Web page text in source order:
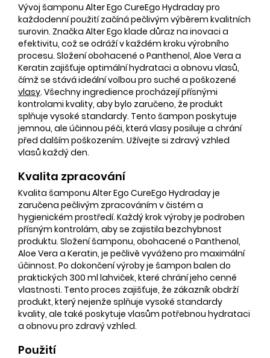
Vývoj šamponu Alter Ego CureEgo Hydraday pro
každodenní použití začíná pečlivým výběrem kvalitních
surovin. Značka Alter Ego klade důraz na inovaci a
efektivitu, což se odráží v každém kroku výrobního
procesu. Složení obohacené o Panthenol, Aloe Vera a
Keratin zajišťuje optimální hydrataci a obnovu vlasů,
čímž se stává ideální volbou pro suché a poškozené
vlasy. Všechny ingredience procházejí přísnými
kontrolami kvality, aby bylo zaručeno, že produkt
splňuje vysoké standardy. Tento šampon poskytuje
jemnou, ale účinnou péči, která vlasy posiluje a chrání
před dalším poškozením. Užívejte si zdravý vzhled
vlasů každý den.
Kvalita zpracování
Kvalita šamponu Alter Ego CureEgo Hydraday je
zaručena pečlivým zpracováním v čistém a
hygienickém prostředí. Každý krok výroby je podroben
přísným kontrolám, aby se zajistila bezchybnost
produktu. Složení šamponu, obohacené o Panthenol,
Aloe Vera a Keratin, je pečlivě vyváženo pro maximální
účinnost. Po dokončení výroby je šampon balen do
praktických 300 ml lahviček, které chrání jeho cenné
vlastnosti. Tento proces zajišťuje, že zákazník obdrží
produkt, který nejenže splňuje vysoké standardy
kvality, ale také poskytuje vlasům potřebnou hydrataci
a obnovu pro zdravý vzhled.
Použití